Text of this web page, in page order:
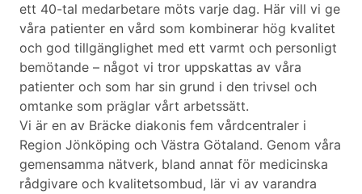
ett 40-tal medarbetare möts varje dag. Här vill vi ge
våra patienter en vård som kombinerar hög kvalitet
och god tillgänglighet med ett varmt och personligt
bemötande – något vi tror uppskattas av våra
patienter och som har sin grund i den trivsel och
omtanke som präglar vårt arbetssätt.
Vi är en av Bräcke diakonis fem vårdcentraler i
Region Jönköping och Västra Götaland. Genom våra
gemensamma nätverk, bland annat för medicinska
rådgivare och kvalitetsombud, lär vi av varandra